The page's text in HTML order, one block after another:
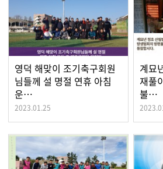
영덕 해맞이 조기축구회원
님들께 설 명절 연휴 아침
운…
2023.01.25
계묘
재풀
불…